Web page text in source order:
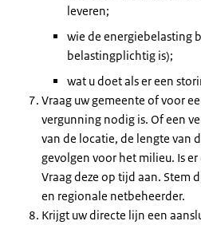
leveren;
wie de energiebelasting
belastingplichtig is);
wat u doet als er een
Vraag uw gemeente of voor
vergunning nodig is. Of een
van de locatie, de lengte van
gevolgen voor het milieu. Is
Vraag deze op tijd aan. Stem
en regionale netbeheerder.
Krijgt uw directe lijn een